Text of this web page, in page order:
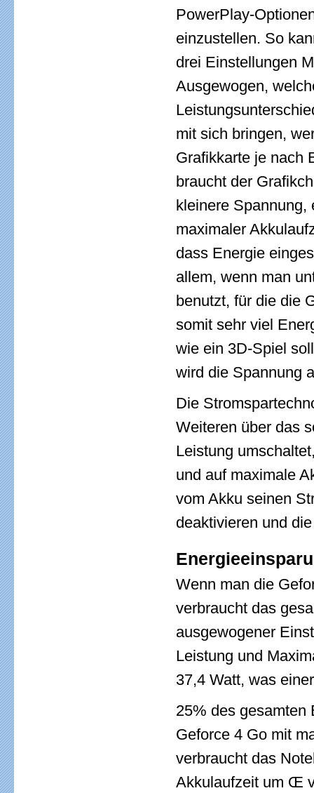
PowerPlay-
einzustellen. So
drei Einstellungen
Ausgewogen,
mit sich bringen,
Grafikkarte je nach
braucht der
kleinere Spannung,
maximaler
dass Energie
allem, wenn man
benutzt, für die die
somit sehr viel
wie ein 3D-Spiel
wird die Spannung
Die
Weiteren über das
Leistung
und auf maximale
vom Akku seinen
deaktivieren und
Wenn man die
verbraucht das
ausgewogener
Leistung und
37,4 Watt, was
25% des gesamten
Geforce 4 Go mit
verbraucht das
Akkulaufzeit um Œ